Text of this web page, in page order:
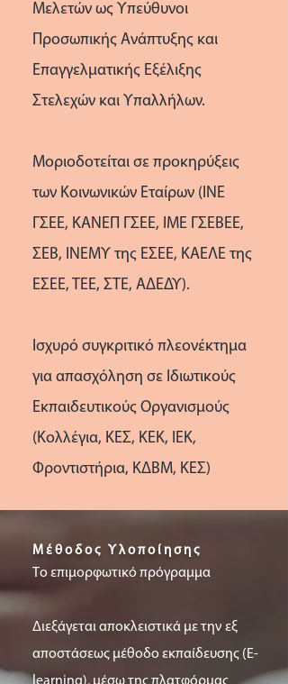
Μελετών ως Υπεύθυνοι
Προσωπικής Ανάπτυξης και
Επαγγελματικής Εξέλιξης
Στελεχών και Υπαλλήλων.
Μοριοδοτείται σε προκηρύξεις
των Κοινωνικών Εταίρων (ΙΝΕ
ΓΣΕΕ, ΚΑΝΕΠ ΓΣΕΕ, ΙΜΕ ΓΣΕΒΕΕ,
ΣΕΒ, ΙΝΕΜΥ της ΕΣΕΕ, ΚΑΕΛΕ της
ΕΣΕΕ, ΤΕΕ, ΣΤΕ, ΑΔΕΔΥ).
Ισχυρό συγκριτικό πλεονέκτημα
για απασχόληση σε Ιδιωτικούς
Εκπαιδευτικούς Οργανισμούς
(Κολλέγια, ΚΕΣ, ΚΕΚ, ΙΕΚ,
Φροντιστήρια, ΚΔΒΜ, ΚΕΣ)
Μέθοδος Υλοποίησης
Τo επιμορφωτικό πρόγραμμα
Διεξάγεται αποκλειστικά με την εξ
αποστάσεως μέθοδο εκπαίδευσης (E-